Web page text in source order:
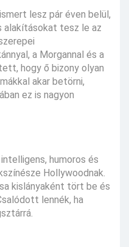
lesz pár éven belül,
alakításokat tesz le az
a Morgannal és a
hogy ő bizony olyan
akar betörni,
ez is nagyon
humoros és
Hollywoodnak.
kislányaként tört be és
lennék, ha